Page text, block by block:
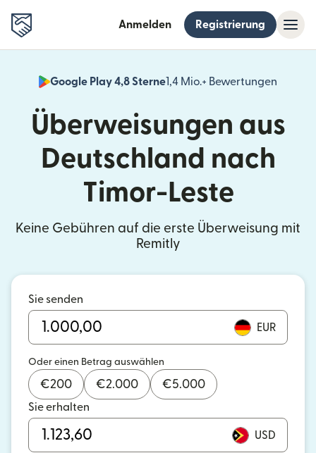
Anmelden Registrierung
Google Play 4,8 Sterne1,4 Mio.+ Bewertungen
Überweisungen aus
Deutschland nach
Timor-Leste
Keine Gebühren auf die erste Überweisung mit
Remitly
Sie senden
EUR
Oder einen Betrag auswählen
€200 €2.000 €5.000
Sie erhalten
USD